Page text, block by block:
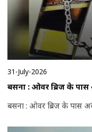
31-July-2026
बसना : ओवर ब्रिज के
बसना : ओवर ब्रिज के पास